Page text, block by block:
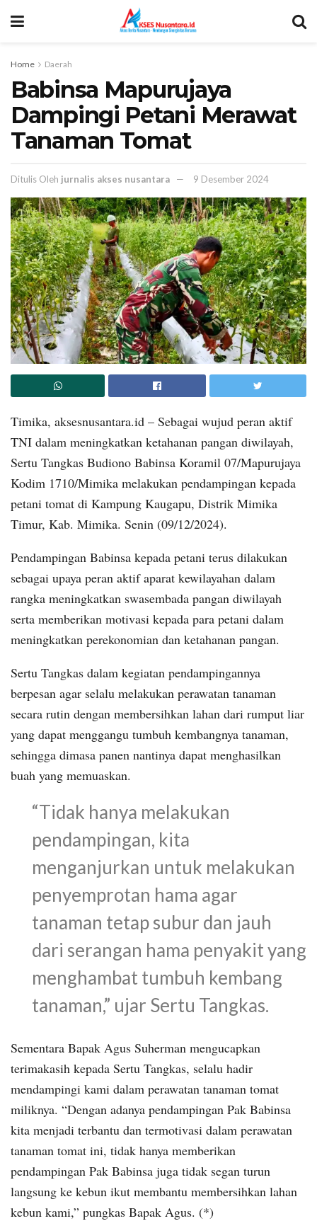
Home Daerah
Babinsa Mapurujaya
Dampingi Petani Merawat
Tanaman Tomat
Ditulis Oleh jurnalis akses nusantara 9 Desember 2024
Timika, aksesnusantara.id – Sebagai wujud peran aktif
TNI dalam meningkatkan ketahanan pangan diwilayah,
Sertu Tangkas Budiono Babinsa Koramil 07/Mapurujaya
Kodim 1710/Mimika melakukan pendampingan kepada
petani tomat di Kampung Kaugapu, Distrik Mimika
Timur, Kab. Mimika. Senin (09/12/2024).
Pendampingan Babinsa kepada petani terus dilakukan
sebagai upaya peran aktif aparat kewilayahan dalam
rangka meningkatkan swasembada pangan diwilayah
serta memberikan motivasi kepada para petani dalam
meningkatkan perekonomian dan ketahanan pangan.
Sertu Tangkas dalam kegiatan pendampingannya
berpesan agar selalu melakukan perawatan tanaman
secara rutin dengan membersihkan lahan dari rumput liar
yang dapat menggangu tumbuh kembangnya tanaman,
sehingga dimasa panen nantinya dapat menghasilkan
buah yang memuaskan.
“Tidak hanya melakukan
pendampingan, kita
menganjurkan untuk melakukan
penyemprotan hama agar
tanaman tetap subur dan jauh
dari serangan hama penyakit yang
menghambat tumbuh kembang
tanaman,” ujar Sertu Tangkas.
Sementara Bapak Agus Suherman mengucapkan
terimakasih kepada Sertu Tangkas, selalu hadir
mendampingi kami dalam perawatan tanaman tomat
miliknya. “Dengan adanya pendampingan Pak Babinsa
kita menjadi terbantu dan termotivasi dalam perawatan
tanaman tomat ini, tidak hanya memberikan
pendampingan Pak Babinsa juga tidak segan turun
langsung ke kebun ikut membantu membersihkan lahan
kebun kami,” pungkas Bapak Agus. (*)